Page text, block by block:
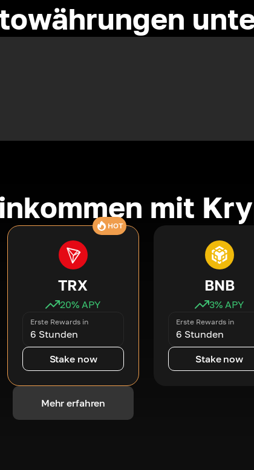
mit
HOT
TRX
20% APY
Erste Rewards in
6 Stunden
Stake now
BNB
3% APY
Erste Rewards in
6 Stunden
Stake now
Mehr erfahren